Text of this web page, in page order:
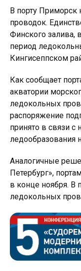
В порту Приморск
проводок.
Финского залива,
период
Кингисеппском
Как сообщает
акватории
ледокольных
распоряжение
принято в связи с
ледообразования
Аналогичные
Петербург»,
в конце ноября. В
ледокольных